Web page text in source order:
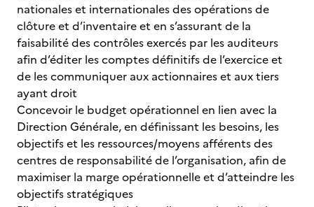
nationales et internationales des opérations de
clôture et d’inventaire et en s’assurant de la
faisabilité des contrôles exercés par les auditeurs
afin d’éditer les comptes définitifs de l’exercice et
de les communiquer aux actionnaires et aux tiers
ayant droit
Concevoir le budget opérationnel en lien avec la
Direction Générale, en définissant les besoins, les
objectifs et les ressources/moyens afférents des
centres de responsabilité de l’organisation, afin de
maximiser la marge opérationnelle et d’atteindre les
objectifs stratégiques